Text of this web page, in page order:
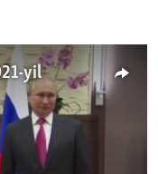
yil
available